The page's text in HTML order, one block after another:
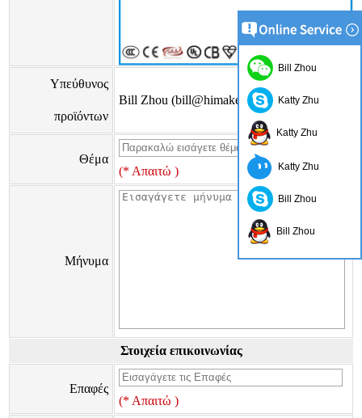
Υπεύθυνος
προϊόντων
Bill Zhou (bill@himakecable.com)
Θέμα
(* Απαιτώ )
Μήνυμα
Στοιχεία επικοινωνίας
Επαφές
(* Απαιτώ )
Bill Zhou
Katty Zhu
Katty Zhu
Katty Zhu
Bill Zhou
Bill Zhou